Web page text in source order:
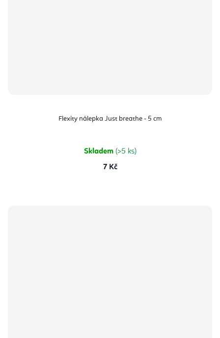
Flexity nálepka Just breathe - 5 cm
Skladem (>5 ks)
7 Kč